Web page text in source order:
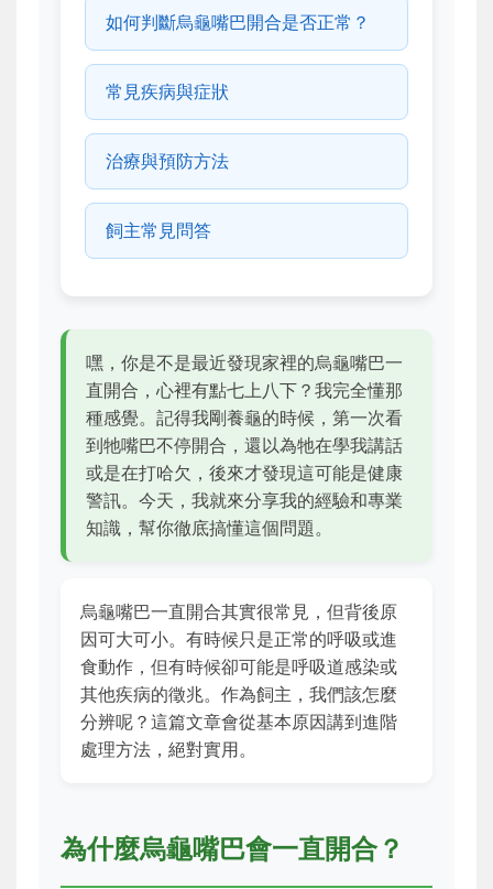
如何判斷烏龜嘴巴開合是否正常？
常見疾病與症狀
治療與預防方法
飼主常見問答
嘿，你是不是最近發現家裡的烏龜嘴巴一
直開合，心裡有點七上八下？我完全懂那
種感覺。記得我剛養龜的時候，第一次看
到牠嘴巴不停開合，還以為牠在學我講話
或是在打哈欠，後來才發現這可能是健康
警訊。今天，我就來分享我的經驗和專業
知識，幫你徹底搞懂這個問題。
烏龜嘴巴一直開合其實很常見，但背後原
因可大可小。有時候只是正常的呼吸或進
食動作，但有時候卻可能是呼吸道感染或
其他疾病的徵兆。作為飼主，我們該怎麼
分辨呢？這篇文章會從基本原因講到進階
處理方法，絕對實用。
為什麼烏龜嘴巴會一直開合？